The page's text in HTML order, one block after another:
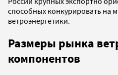
способных конкурировать на
ветроэнергетики.
Размеры рынка
компонентов